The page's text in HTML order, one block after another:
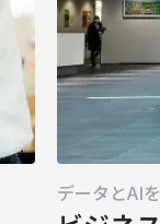
データとAI